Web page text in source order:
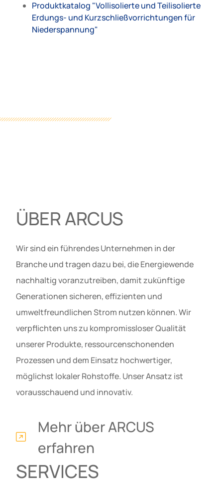
Produktkatalog "Vollisolierte und Teilisolierte
Erdungs- und Kurzschließvorrichtungen für
Niederspannung"
ÜBER ARCUS
Wir sind ein führendes Unternehmen in der
Branche und tragen dazu bei, die Energiewende
nachhaltig voranzutreiben, damit zukünftige
Generationen sicheren, effizienten und
umweltfreundlichen Strom nutzen können. Wir
verpflichten uns zu kompromissloser Qualität
unserer Produkte, ressourcenschonenden
Prozessen und dem Einsatz hochwertiger,
möglichst lokaler Rohstoffe. Unser Ansatz ist
vorausschauend und innovativ.
Mehr über ARCUS
erfahren
SERVICES